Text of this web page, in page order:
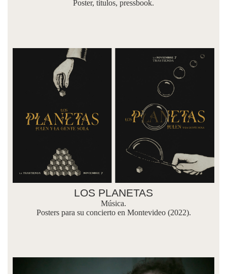
Poster, títulos, pressbook.
LOS PLANETAS
Música.
Posters para su concierto en Montevideo (2022).